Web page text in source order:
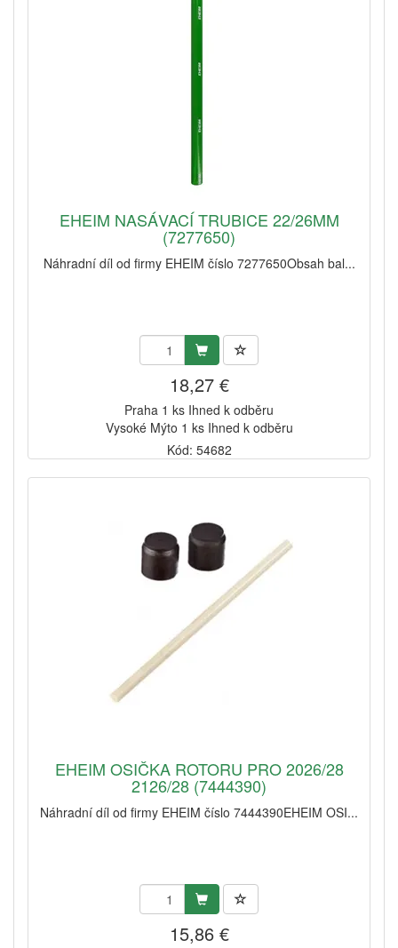
EHEIM NASÁVACÍ TRUBICE 22/26MM
(7277650)
Náhradní díl od firmy EHEIM číslo 7277650Obsah bal...
18,27 €
Praha 1 ks Ihned k odběru
Vysoké Mýto 1 ks Ihned k odběru
Kód: 54682
EHEIM OSIČKA ROTORU PRO 2026/28
2126/28 (7444390)
Náhradní díl od firmy EHEIM číslo 7444390EHEIM OSI...
15,86 €